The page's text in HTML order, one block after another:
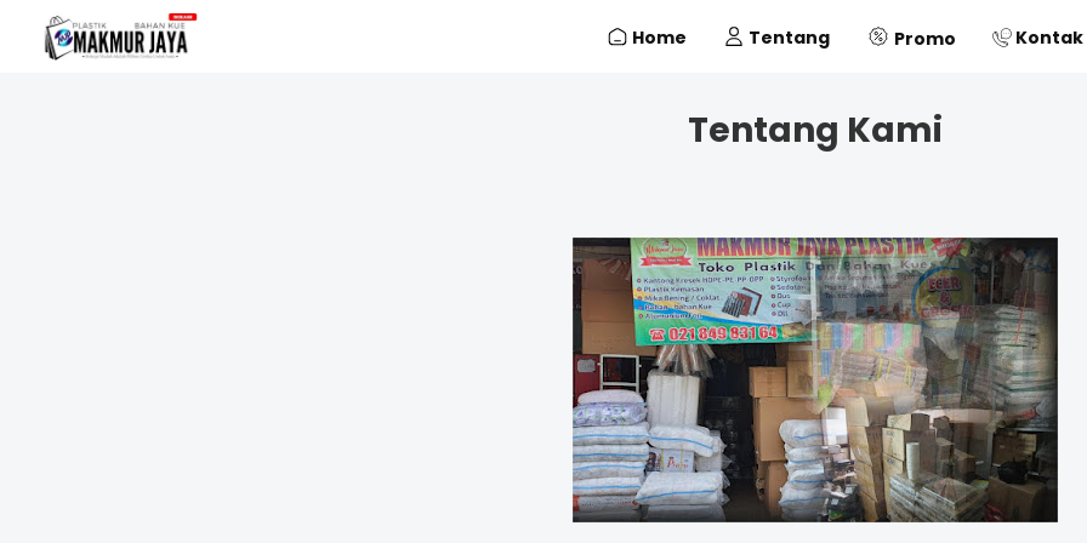
Home Tentang Promo Kontak
Tentang Kami